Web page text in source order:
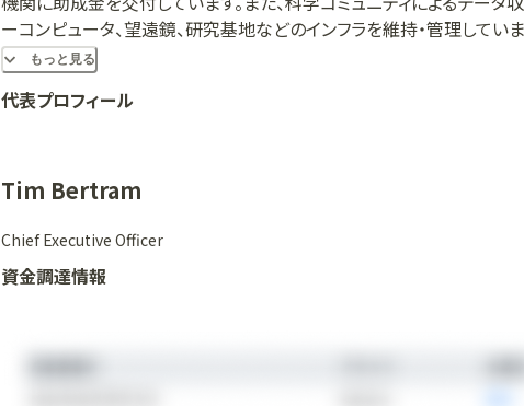
ーコンピュータ、望遠鏡、研究基地などのインフラを維持・管理してい
材を育成するための教育・研修プログラムも運営しています。
もっと見る
代表プロフィール
Tim Bertram
Chief Executive Officer
資金調達情報